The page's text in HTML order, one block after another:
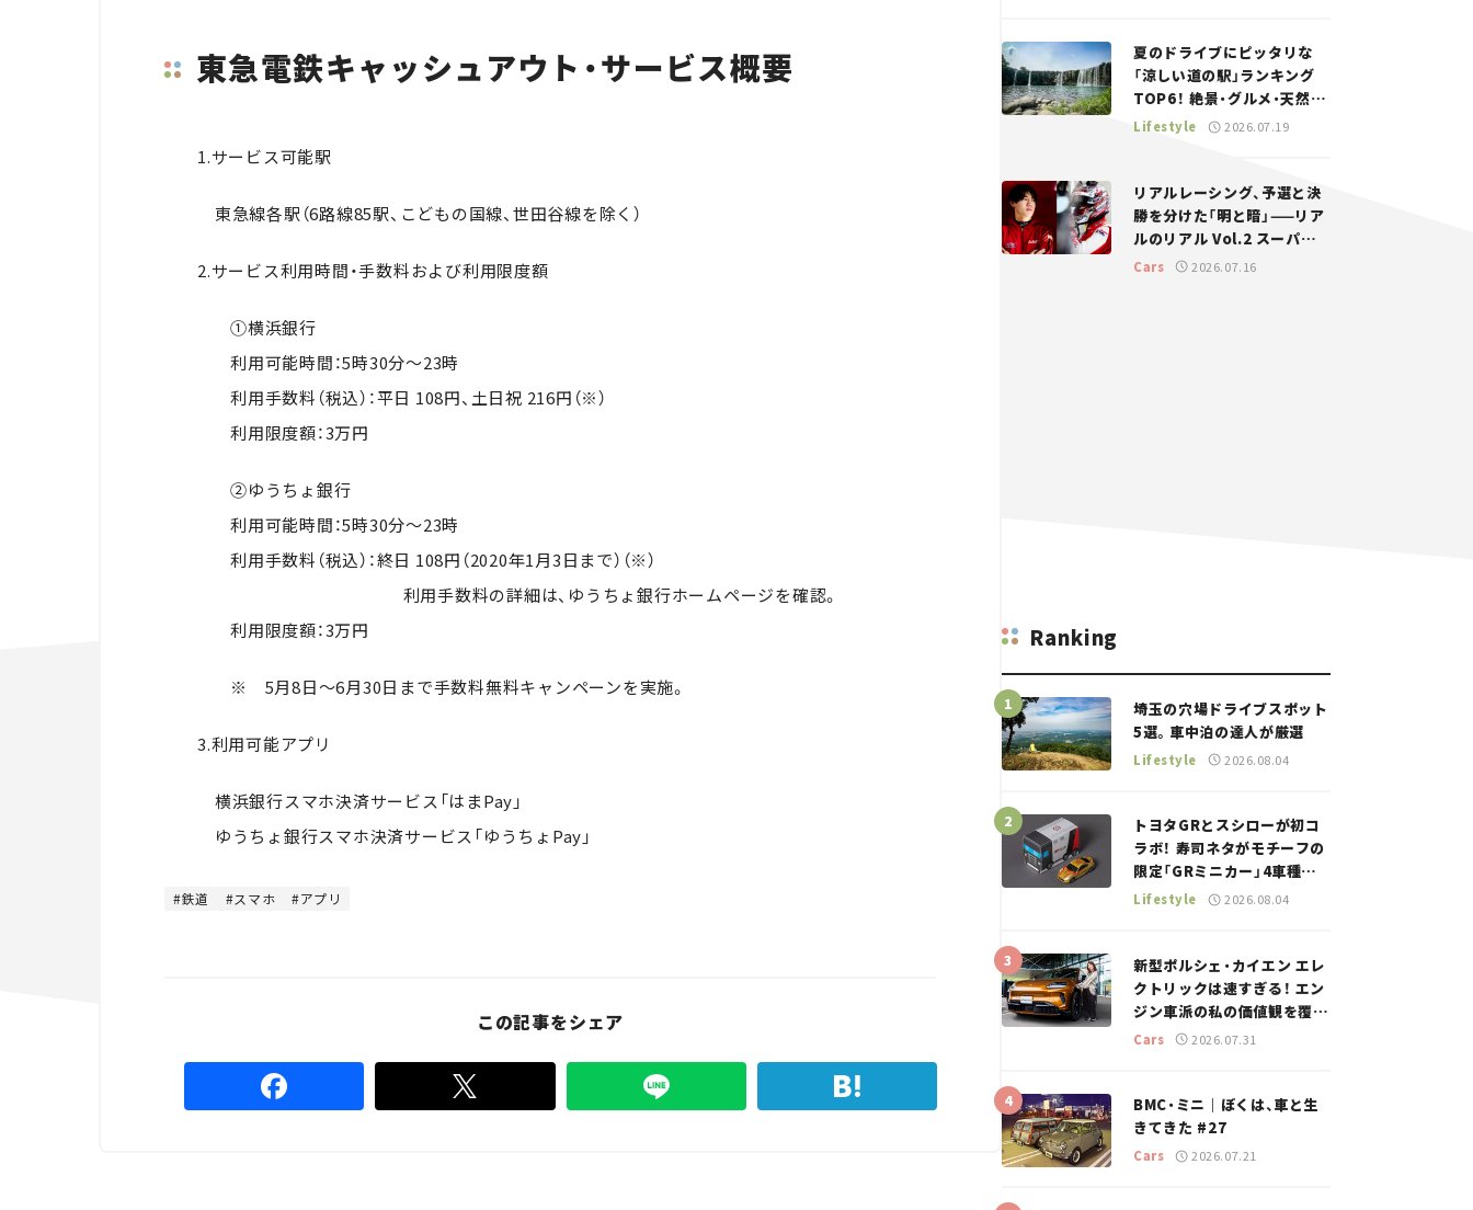
東急電鉄キャッシュアウト・サービス概要
1.サービス可能駅
東急線各駅（6路線85駅、こどもの国線、世田谷線を除く）
2.サービス利用時間・手数料および利用限度額
①横浜銀行
利用可能時間：5時30分～23時
利用手数料（税込）：平日 108円、土日祝 216円（※）
利用限度額：3万円
②ゆうちょ銀行
利用可能時間：5時30分～23時
利用手数料（税込）：終日 108円（2020年1月3日まで）（※）
利用手数料の詳細は、ゆうちょ銀行ホームページを確認。
利用限度額：3万円
※ 5月8日～6月30日まで手数料無料キャンペーンを実施。
3.利用可能アプリ
横浜銀行スマホ決済サービス「はまPay」
ゆうちょ銀行スマホ決済サービス「ゆうちょPay」
鉄道 スマホ アプリ
この記事をシェア
夏のドライブにピッタリな
「涼しい道の駅」ランキング
TOP6！ 絶景・グルメ・天然ク
ーラーなど、避暑におすすめ
Lifestyle 2026.07.19
リアルレーシング、予選と決
勝を分けた「明と暗」——リア
ルのリアル Vol.2 スーパー
GT 2026開幕戦 岡山国際サ
Cars 2026.07.16
Ranking
埼玉の穴場ドライブスポット
5選。車中泊の達人が厳選
Lifestyle 2026.08.04
トヨタGRとスシローが初コ
ラボ！ 寿司ネタがモチーフの
限定「GRミニカー」4車種が
登場。入手方法は？【クルマ
Lifestyle 2026.08.04
新型ポルシェ・カイエン エレ
クトリックは速すぎる！ エン
ジン車派の私の価値観を覆し
た、新しいポルシェの走り。
Cars 2026.07.31
BMC・ミニ｜ぼくは、車と生
きてきた #27
Cars 2026.07.21